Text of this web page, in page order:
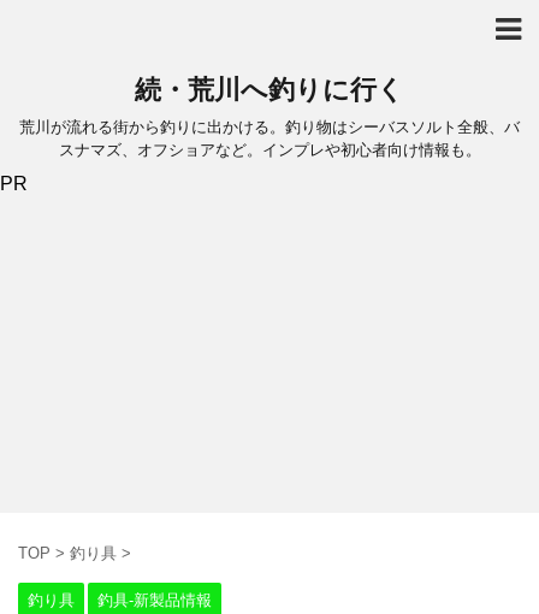
続・荒川へ釣りに行く
荒川が流れる街から釣りに出かける。釣り物はシーバスソルト全般、バ
スナマズ、オフショアなど。インプレや初心者向け情報も。
PR
TOP > 釣り具 >
釣り具 釣具-新製品情報